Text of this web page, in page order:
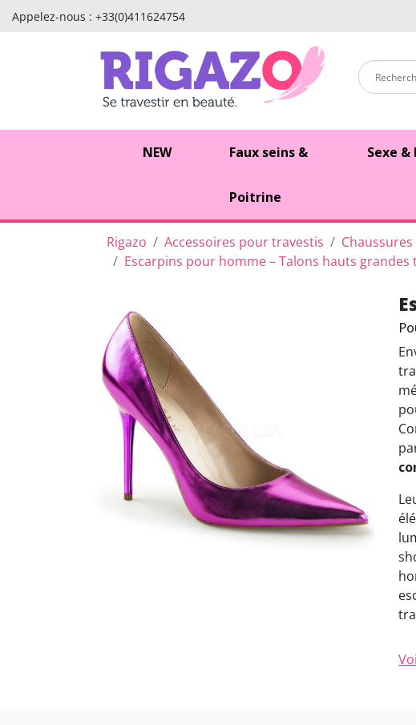
Appelez-nous : +33(0)411624754
NEW Faux seins &
Poitrine
Sexe &
Rigazo Accessoires pour travestis
Escarpins pour homme – Talons hauts